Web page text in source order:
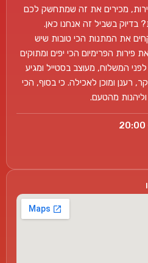
מכירים את זה שמתחשק לכם
בשביל זה אנחנו כאן.
את המתנות הכי טובות שיש
פירות הפרימיום הכי יפים ומתוקים
המשלוח, מעוצב בסטייל ומגיע
רענן ומוכן לאכילה. כי בסוף, הכי
מהטעם.